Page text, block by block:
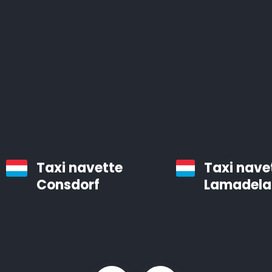
heures en utilisant Airporttaxis.com plutôt que les
transports en commun.
Taxi navette
Consdorf
Taxi